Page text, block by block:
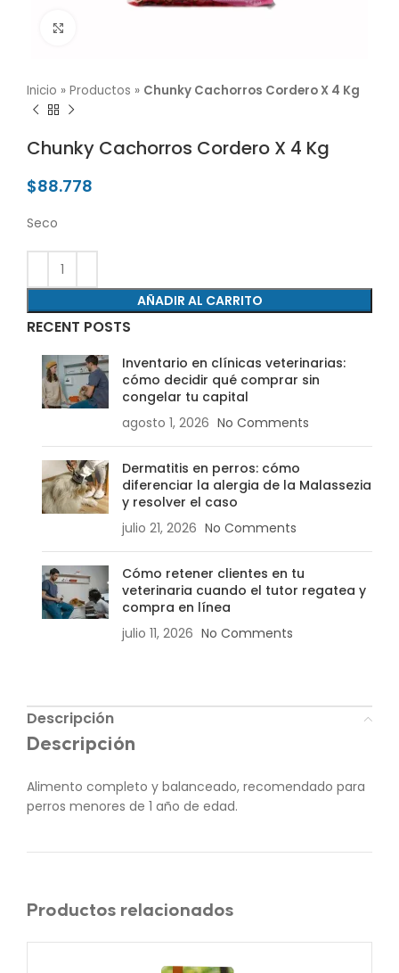
Inicio » Productos » Chunky Cachorros Cordero X 4 Kg
Chunky Cachorros Cordero X 4 Kg
$88.778
Seco
AÑADIR AL CARRITO
RECENT POSTS
Inventario en clínicas veterinarias:
cómo decidir qué comprar sin
congelar tu capital
agosto 1, 2026 No Comments
Dermatitis en perros: cómo
diferenciar la alergia de la Malassezia
y resolver el caso
julio 21, 2026 No Comments
Cómo retener clientes en tu
veterinaria cuando el tutor regatea y
compra en línea
julio 11, 2026 No Comments
Descripción
Descripción
Alimento completo y balanceado, recomendado para
perros menores de 1 año de edad.
Productos relacionados